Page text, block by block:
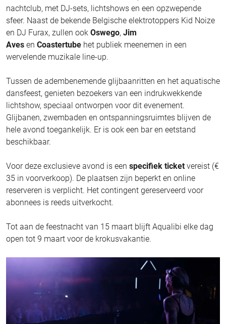
nachtclub, met DJ-sets, lichtshows en een opzwepende
sfeer. Naast de bekende Belgische elektrotoppers Kid Noize
en DJ Furax, zullen ook Oswego, Jim
Aves en Coastertube het publiek meenemen in een
wervelende muzikale line-up.
Tussen de adembenemende glijbaanritten en het aquatische
dansfeest, genieten bezoekers van een indrukwekkende
lichtshow, speciaal ontworpen voor dit evenement.
Glijbanen, zwembaden en ontspanningsruimtes blijven de
hele avond toegankelijk. Er is ook een bar en eetstand
beschikbaar.
Voor deze exclusieve avond is een specifiek ticket vereist (€
35 in voorverkoop). De plaatsen zijn beperkt en online
reserveren is verplicht. Het contingent gereserveerd voor
abonnees is reeds uitverkocht.
Tot aan de feestnacht van 15 maart blijft Aqualibi elke dag
open tot 9 maart voor de krokusvakantie.